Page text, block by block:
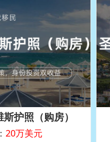
护照（购房）
20万美元